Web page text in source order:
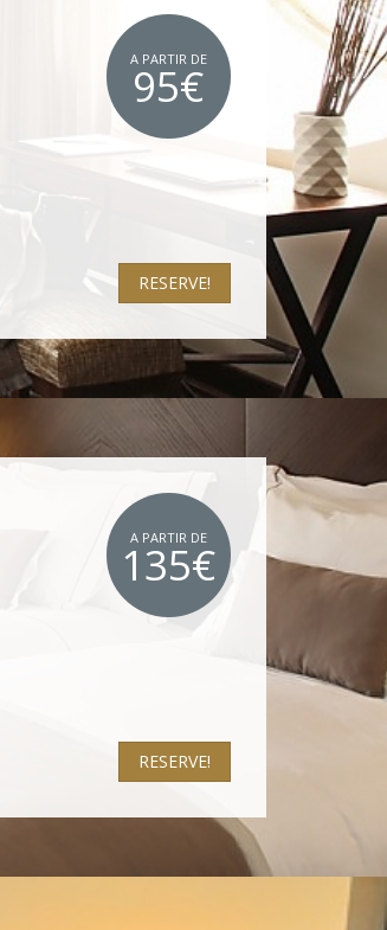
RESERVE!
A PARTIR DE
95€
RESERVE!
A PARTIR DE
135€